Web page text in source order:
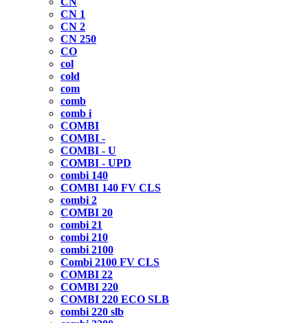
CN 1
CN 2
CN 250
CO
col
cold
com
comb
comb i
COMBI
COMBI -
COMBI - U
COMBI - UPD
combi 140
COMBI 140 FV CLS
combi 2
COMBI 20
combi 21
combi 210
combi 2100
Combi 2100 FV CLS
COMBI 22
COMBI 220
COMBI 220 ECO SLB
combi 220 slb